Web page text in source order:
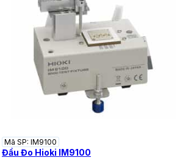
Mã SP: IM9100
Đầu Đo Hioki IM9100